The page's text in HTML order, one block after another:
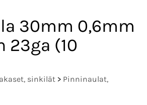
30mm 0,6mm
23ga (10
sinkilät > Pinninaulat,